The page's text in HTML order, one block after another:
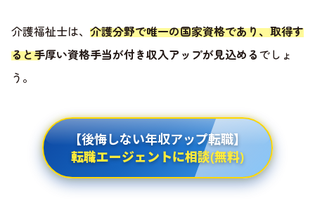
介護福祉士は、 介護分野で唯一の国家資格であり、取得す
ると手厚い資格手当が付き収入アップが見込めるでしょ
う。
【後悔しない年収アップ転職】
転職エージェントに相談(無料)